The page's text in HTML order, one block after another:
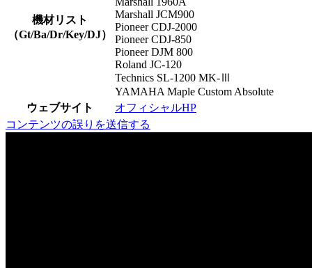
機材リスト
（Gt/Ba/Dr/Key/DJ）
Marshall JCM900
Pioneer CDJ-2000
Pioneer CDJ-850
Pioneer DJM 800
Roland JC-120
Technics SL-1200 MK-Ⅲ
YAMAHA Maple Custom Absolute
ウェブサイト
オフィシャルHP
コンテンツの誤りを送信する